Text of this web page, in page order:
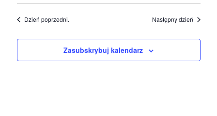
Dzień poprzedni. Następny dzień
Zasubskrybuj kalendarz